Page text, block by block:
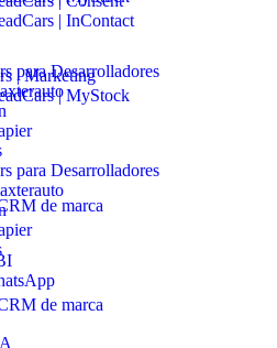
para Desarrolladores
de marca
| InContact
| Marketing
| MyStock
para Desarrolladores
de marca